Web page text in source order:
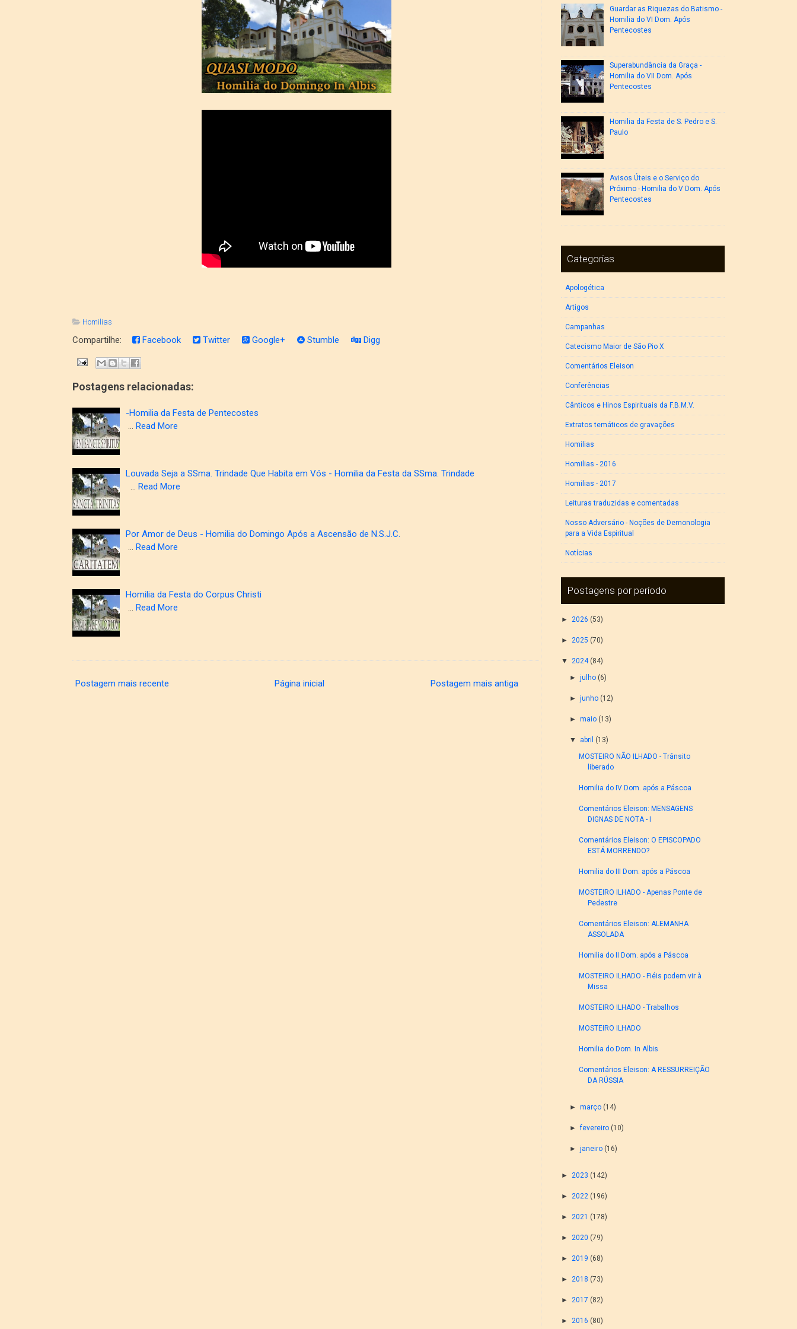
Homilias
Compartilhe: Facebook Twitter Google+ Stumble Digg
Postagens relacionadas:
-Homilia da Festa de Pentecostes
Read More
Louvada Seja a SSma. Trindade Que Habita em Vós - Homilia da Festa da SSma. Trindade
Read More
Por Amor de Deus - Homilia do Domingo Após a Ascensão de N.S.J.C.
Read More
Homilia da Festa do Corpus Christi
Read More
Postagem mais recente Postagem mais antiga
Página inicial
Guardar as Riquezas do Batismo -
Homilia do VI Dom. Após
Pentecostes
Superabundância da Graça -
Homilia do VII Dom. Após
Pentecostes
Homilia da Festa de S. Pedro e S.
Paulo
Avisos Úteis e o Serviço do
Próximo - Homilia do V Dom. Após
Pentecostes
Categorias
Apologética
Artigos
Campanhas
Catecismo Maior de São Pio X
Comentários Eleison
Conferências
Cânticos e Hinos Espirituais da F.B.M.V.
Extratos temáticos de gravações
Homilias
Homilias - 2016
Homilias - 2017
Leituras traduzidas e comentadas
Nosso Adversário - Noções de Demonologia
para a Vida Espiritual
Notícias
Postagens por período
► 2026 (53)
► 2025 (70)
▼ 2024 (84)
►julho (6)
►junho (12)
►maio (13)
▼ abril (13)
MOSTEIRO NÃO ILHADO - Trânsito
liberado
Homilia do IV Dom. após a Páscoa
Comentários Eleison: MENSAGENS
DIGNAS DE NOTA - I
Comentários Eleison: O EPISCOPADO
ESTÁ MORRENDO?
Homilia do III Dom. após a Páscoa
MOSTEIRO ILHADO - Apenas Ponte de
Pedestre
Comentários Eleison: ALEMANHA
ASSOLADA
Homilia do II Dom. após a Páscoa
MOSTEIRO ILHADO - Fiéis podem vir à
Missa
MOSTEIRO ILHADO - Trabalhos
MOSTEIRO ILHADO
Homilia do Dom. In Albis
Comentários Eleison: A RESSURREIÇÃO
DA RÚSSIA
►março (14)
►fevereiro (10)
►janeiro (16)
► 2023 (142)
► 2022 (196)
► 2021 (178)
► 2020 (79)
► 2019 (68)
► 2018 (73)
► 2017 (82)
► 2016 (80)